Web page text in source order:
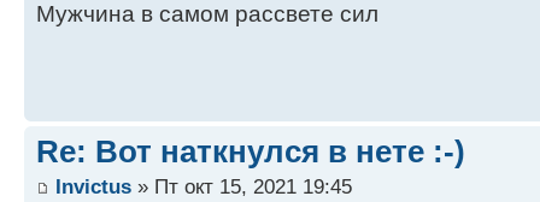
Мужчина в самом рассвете сил
Re: Вот наткнулся в нете :-)
Invictus » Пт окт 15, 2021 19:45